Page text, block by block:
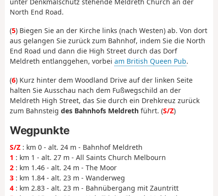
North End Road.
(5) Biegen Sie an der Kirche links (nach Westen) ab. Von dort
aus gelangen Sie zurück zum Bahnhof, indem Sie die North
End Road und dann die High Street durch das Dorf
Meldreth entlanggehen, vorbei am British Queen Pub.
(6) Kurz hinter dem Woodland Drive auf der linken Seite
halten Sie Ausschau nach dem Fußwegschild an der
Meldreth High Street, das Sie durch ein Drehkreuz zurück
zum Bahnsteig des Bahnhofs Meldreth führt. (S/Z)
Wegpunkte
S/Z : km 0 - alt. 24 m - Bahnhof Meldreth
1 : km 1 - alt. 27 m - All Saints Church Melbourn
2 : km 1.46 - alt. 24 m - The Moor
3 : km 1.84 - alt. 23 m - Wanderweg
4 : km 2.83 - alt. 23 m - Bahnübergang mit Zauntritt